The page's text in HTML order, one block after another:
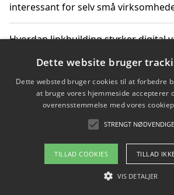
interessant for selv små
Hvordan linkbuilding styrker digital
Sådan har udviklingen inden for
ændret sig
Copyright 2026 - Pilanto
Om / kontakt
Dette website bruger
Dette websted bruger cookies til at forbedre
at bruge vores hjemmeside accepterer
overensstemmelse med vores
STRENGT NØDVENDIGE
TILLAD COOKIES TILLAD
VIS DETALJER